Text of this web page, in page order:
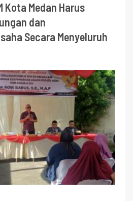
Kota Medan Harus
dan
Secara Menyeluruh